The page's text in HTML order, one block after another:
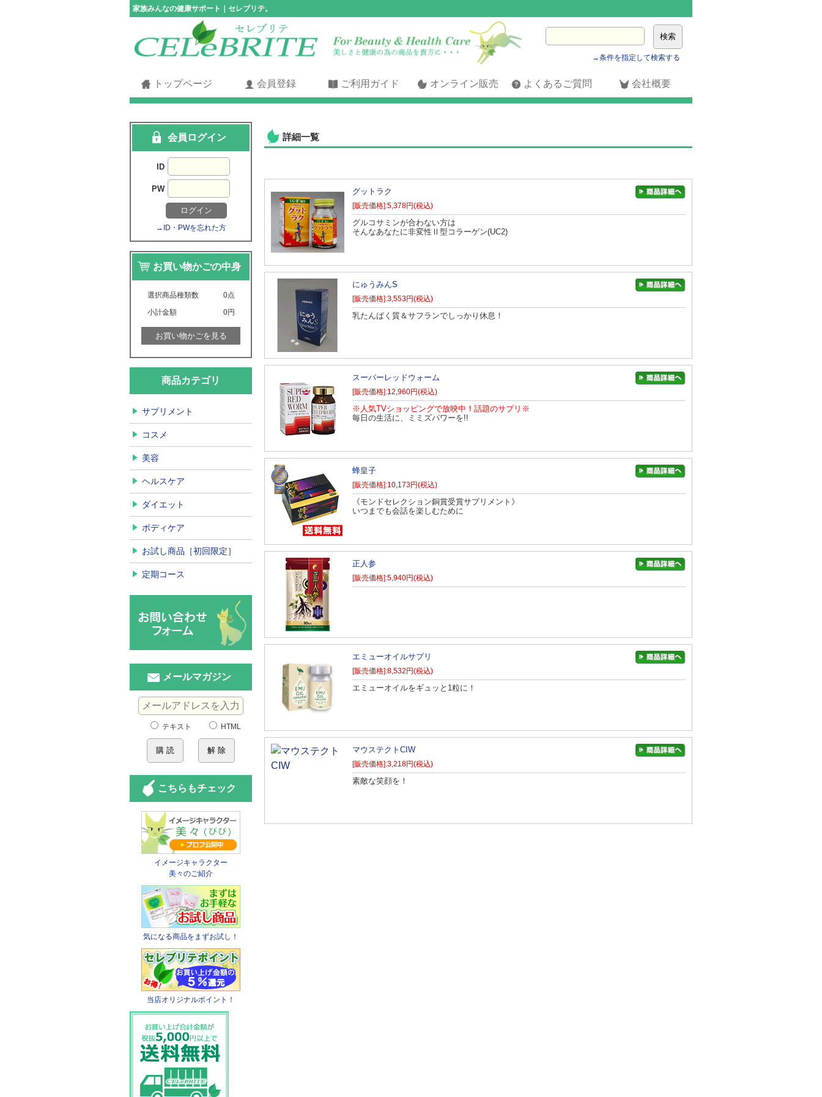
家族みんなの健康サポート｜セレブリテ。
→条件を指定して検索する
トップページ 会員登録 ご利用ガイド オンライン販売 よくあるご質問 会社概要
会員ログイン
ID
PW
→ID・PWを忘れた方
お買い物かごの中身
選択商品種類数 0点
小計金額
0円
お買い物かごを見る
商品カテゴリ
サプリメント
コスメ
美容
ヘルスケア
ダイエット
ボディケア
お試し商品［初回限定］
定期コース
メールマガジン
テキスト HTML
こちらもチェック
イメージキャラクター
美々のご紹介
気になる商品をまずお試し！
当店オリジナルポイント！
詳細一覧
グットラク
[販売価格]:5,378円(税込)
グルコサミンが合わない方は
そんなあなたに非変性Ⅱ型コラーゲン(UC2)
にゅうみんS
[販売価格]:3,553円(税込)
乳たんぱく質＆サフランでしっかり休息！
スーパーレッドウォーム
[販売価格]:12,960円(税込)
※人気TVショッピングで放映中！話題のサプリ※
毎日の生活に、ミミズパワーを!!
蜂皇子
[販売価格]:10,173円(税込)
《モンドセレクション銅賞受賞サプリメント》
いつまでも会話を楽しむために
正人参
[販売価格]:5,940円(税込)
エミューオイルサプリ
[販売価格]:8,532円(税込)
エミューオイルをギュッと1粒に！
マウステクトCIW
[販売価格]:3,218円(税込)
素敵な笑顔を！